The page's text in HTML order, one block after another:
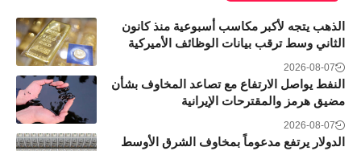
الذهب يتجه لأكبر مكاسب أسبوعية منذ كانون
الثاني وسط ترقب بيانات الوظائف الأميركية
2026-08-07
النفط يواصل الارتفاع مع تصاعد المخاوف بشأن
مضيق هرمز والمقترحات الإيرانية
2026-08-07
الدولار يرتفع مدعوماً بمخاوف الشرق الأوسط